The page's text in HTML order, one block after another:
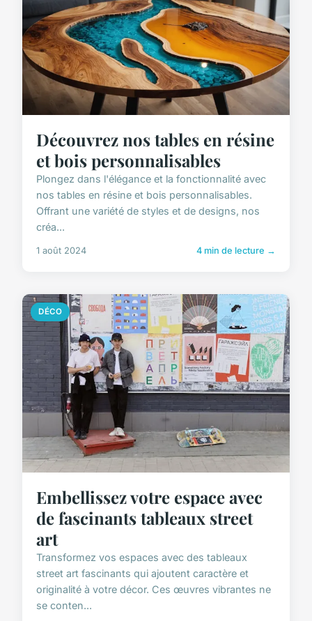
Découvrez nos tables en résine
et bois personnalisables
Plongez dans l'élégance et la fonctionnalité avec
nos tables en résine et bois personnalisables.
Offrant une variété de styles et de designs, nos
créa...
1 août 2024 4 min de lecture →
DÉCO
Embellissez votre espace avec
de fascinants tableaux street
art
Transformez vos espaces avec des tableaux
street art fascinants qui ajoutent caractère et
originalité à votre décor. Ces œuvres vibrantes ne
se conten...